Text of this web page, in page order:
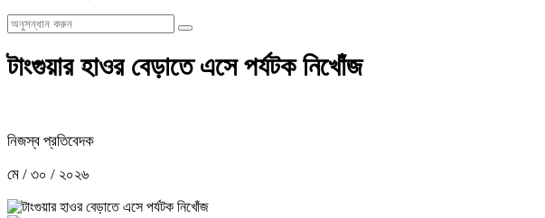
টাংগুয়ার হাওর বেড়াতে এসে পর্যটক নিখোঁজ
নিজস্ব প্রতিবেদক
মে / ৩০ / ২০২৬